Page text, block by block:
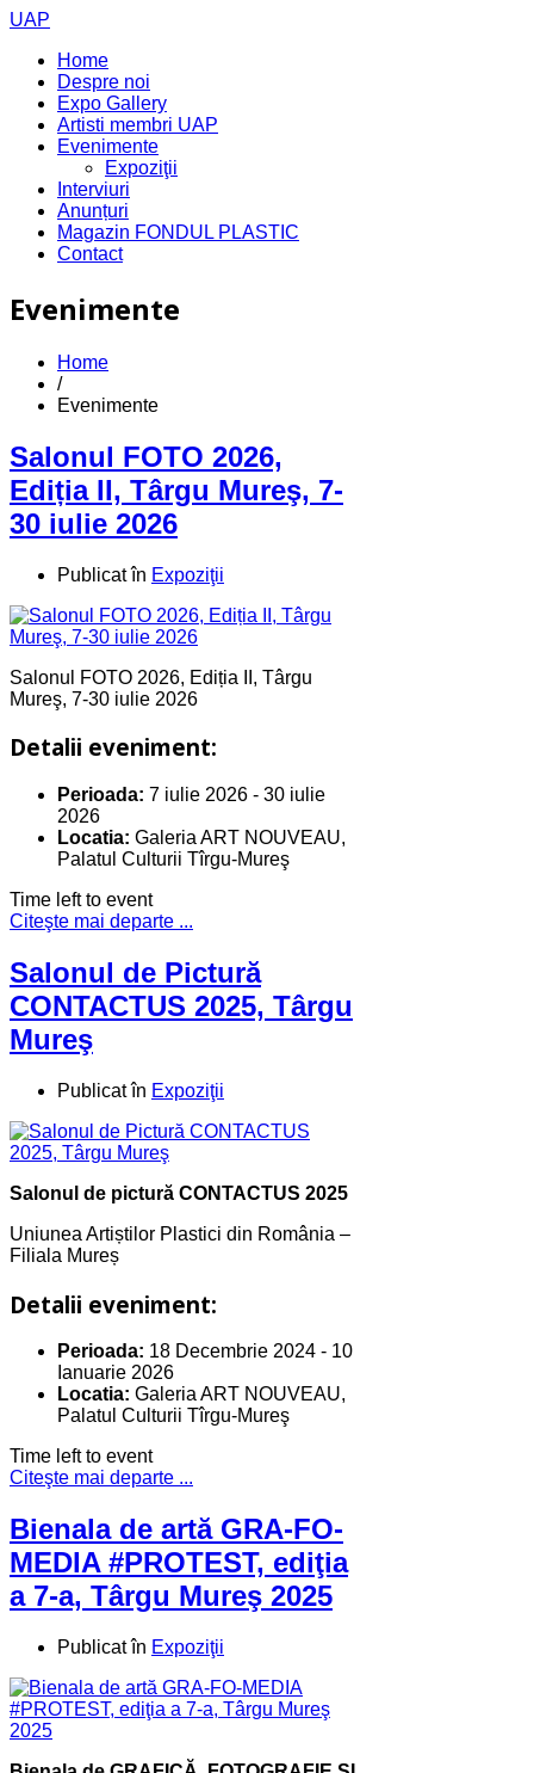
UAP
Home
Despre noi
Expo Gallery
Artisti membri UAP
Evenimente
Expoziţii
Interviuri
Anunțuri
Magazin FONDUL PLASTIC
Contact
Evenimente
Home
/
Evenimente
Salonul FOTO 2026,
Ediția II, Târgu Mureş, 7-
30 iulie 2026
Publicat în Expoziţii
Salonul FOTO 2026, Ediția II, Târgu
Mureş, 7-30 iulie 2026
Detalii eveniment:
Perioada: 7 iulie 2026 - 30 iulie
2026
Locatia: Galeria ART NOUVEAU,
Palatul Culturii Tîrgu-Mureş
Time left to event
Citeşte mai departe ...
Salonul de Pictură
CONTACTUS 2025, Târgu
Mureş
Publicat în Expoziţii
Salonul de pictură CONTACTUS 2025
Uniunea Artiștilor Plastici din România –
Filiala Mureș
Detalii eveniment:
Perioada: 18 Decembrie 2024 - 10
Ianuarie 2026
Locatia: Galeria ART NOUVEAU,
Palatul Culturii Tîrgu-Mureş
Time left to event
Citeşte mai departe ...
Bienala de artă GRA-FO-
MEDIA #PROTEST, ediţia
a 7-a, Târgu Mureş 2025
Publicat în Expoziţii